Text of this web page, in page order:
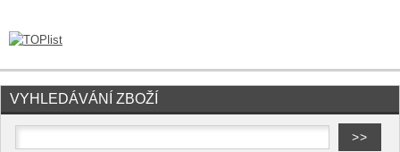
VYHLEDÁVÁNÍ ZBOŽÍ